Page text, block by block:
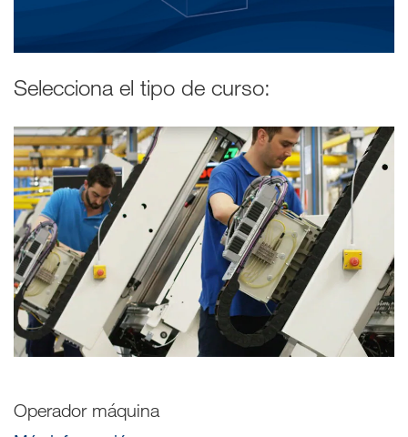
Selecciona el tipo de curso:
Operador máquina